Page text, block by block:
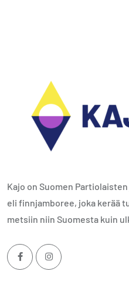
Kajo on Suomen
eli finnjamboree, joka kerää
metsiin niin Suomesta kuin